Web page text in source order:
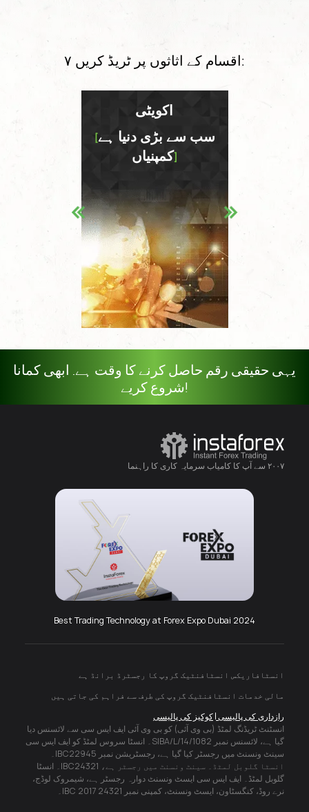
۷ اقسام کے اثاثوں پر ٹریڈ کریں:
اکویٹی
[سب سے بڑی دنیا ہے
کمپنیاں]
یہی حقیقی رقم حاصل کرنے کا وقت ہے. ابھی کمانا
شروع کریے!
Best Trading Technology at Forex Expo Dubai 2024
بہترین موبائل ایپ
۲۰۰۷ سے آپ کا کامیاب سرمایہ کاری کا راہنما
انسٹافاریکس انسٹافنٹیک گروپ کا رجسٹرڈ برانڈ ہے
مالی خدمات انسٹافنٹیک گروپ کی طرف سے فراہم کی جاتی ہیں
رازداری کی پالیسی کوکیز کی پالیسی
انسٹنٹ ٹریڈنگ لمٹڈ (بی وی آئی) کو بی وی آئی ایف ایس سی سے لائسنس دیا
گیا ہے، لائسنس نمبر SIBA/L/14/1082۔ انسٹا سروس لمٹڈ کو ایف ایس سی
سینٹ ونسنٹ میں رجسٹر کیا گیا ہے، رجسٹریشن نمبر IBC22945۔
انسٹا گلوبل لمٹڈ۔ سینٹ ونسنٹ میں رجسٹر ہے، IBC24321۔ انسٹا
گلوبل لمٹڈ۔ ایف ایس سی ایسٹ ونسنٹ دوارہ رجسٹر ہے، شیمروک لوڈج،
نرے روڈ، کنگسٹاون، ایسٹ ونسنٹ، کمپنی نمبر 24321 IBC 2017۔